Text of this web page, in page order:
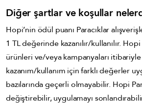
Diğer şartlar ve koşullar
Hopi’nin ödül puanı Paracıklar
1 TL değerinde kazanılır/kullanılır.
ürünleri ve/veya kampanyaları itibariyle
kazanım/kullanım için farklı değerler
bazılarında geçerli olmayabilir. Hopi
değiştirebilir, uygulamayı